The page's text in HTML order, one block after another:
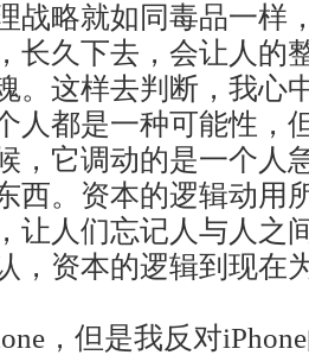
战略就如同毒品一样
长久下去，会让人的
。这样去判断，我心
人都是一种可能性，
，它调动的是一个人
西。资本的逻辑动用
让人们忘记人与人之
，资本的逻辑到现在
，但是我反对